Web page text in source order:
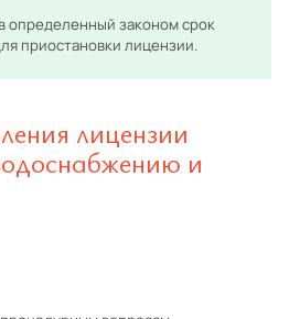
определенный законом срок
приостановки лицензии.
лицензии
и